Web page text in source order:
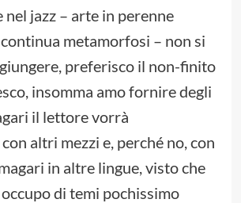
jazz – arte in perenne
metamorfosi – non si
preferisco il non-finito
insomma amo fornire degli
il lettore vorrà
altri mezzi e, perché no, con
in altre lingue, visto che
di temi pochissimo